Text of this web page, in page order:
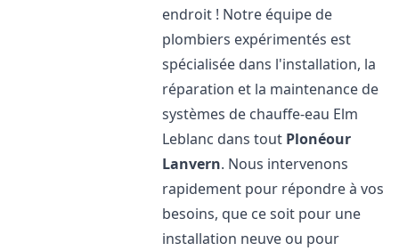
endroit ! Notre équipe de
plombiers expérimentés est
spécialisée dans l'installation, la
réparation et la maintenance de
systèmes de chauffe-eau Elm
Leblanc dans tout Plonéour
Lanvern. Nous intervenons
rapidement pour répondre à vos
besoins, que ce soit pour une
installation neuve ou pour